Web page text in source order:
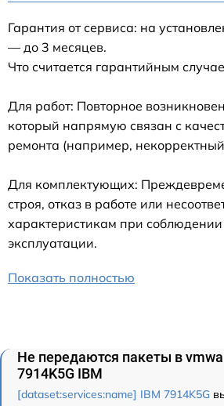
Гарантия от сервиса: на
— до 3 месяцев.
Что считается гарантийным
Для работ: Повторное
который напрямую связан с
ремонта (например,
Для комплектующих:
строя, отказ в работе или
характеристикам при соблюдении
эксплуатации.
Показать полностью
Не передаются пакеты в
7914K5G IBM
[dataset:services:name] IBM 7914K5G